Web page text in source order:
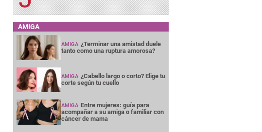
AMIGA
AMIGA ¿Terminar una amistad duele
tanto como una ruptura amorosa?
AMIGA ¿Cabello largo o corto? Elige tu
corte según tu cuello
AMIGA Entre mujeres: guía para
acompañar a su amiga o familiar con
cáncer de mama